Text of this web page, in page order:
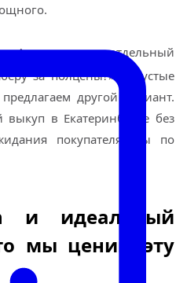
Авито — это отдельный
за полцены?» и пустые
другой вариант.
в Екатеринбурге без
покупателя, вы по
и идеальный
мы ценим эту